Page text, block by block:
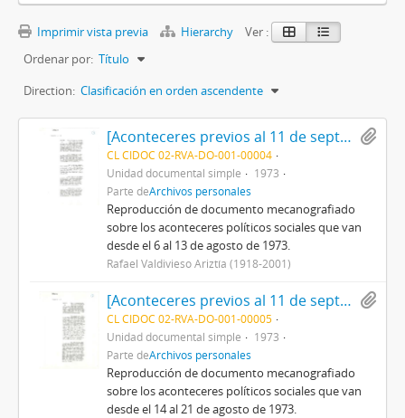
Imprimir vista previa Hierarchy
Ver :
Ordenar por: Título
Direction: Clasificación en orden ascendente
[Aconteceres previos al 11 de septiembre de 1973 N°3]
CL CIDOC 02-RVA-DO-001-00004
Unidad documental simple
1973
Parte deArchivos personales
Reproducción de documento mecanografiado
sobre los aconteceres políticos sociales que van
desde el 6 al 13 de agosto de 1973.
Rafael Valdivieso Ariztía (1918-2001)
[Aconteceres previos al 11 de septiembre de 1973 N°4]
CL CIDOC 02-RVA-DO-001-00005
Unidad documental simple
1973
Parte deArchivos personales
Reproducción de documento mecanografiado
sobre los aconteceres políticos sociales que van
desde el 14 al 21 de agosto de 1973.